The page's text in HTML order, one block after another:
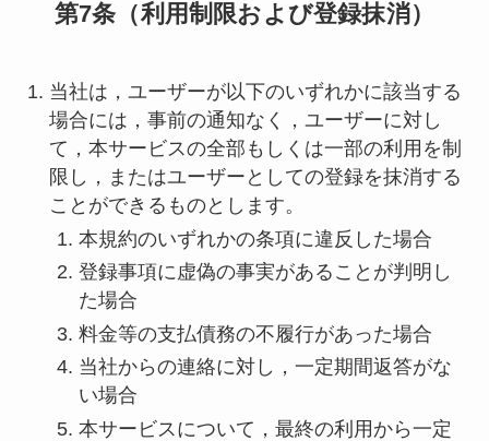
第7条（利用制限および登録抹消）
当社は，ユーザーが以下のいずれかに該当する
場合には，事前の通知なく，ユーザーに対し
て，本サービスの全部もしくは一部の利用を制
限し，またはユーザーとしての登録を抹消する
ことができるものとします。
本規約のいずれかの条項に違反した場合
登録事項に虚偽の事実があることが判明し
た場合
料金等の支払債務の不履行があった場合
当社からの連絡に対し，一定期間返答がな
い場合
本サービスについて，最終の利用から一定